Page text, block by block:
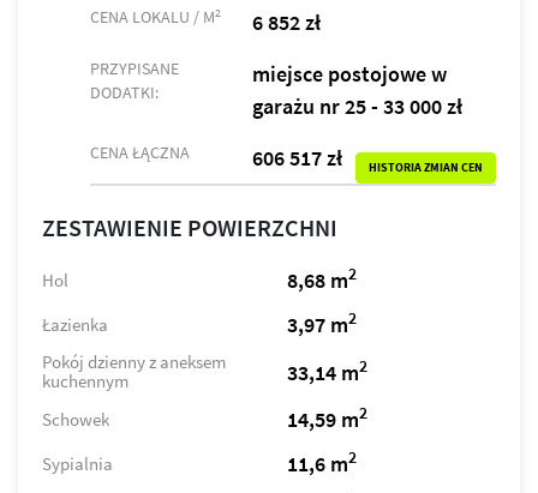
CENA LOKALU / M2 6 852 zł
PRZYPISANE
DODATKI:
miejsce postojowe w
garażu nr 25 - 33 000 zł
CENA ŁĄCZNA 606 517 zł HISTORIA ZMIAN CEN
ZESTAWIENIE POWIERZCHNI
Hol 8,68 m2
Łazienka 3,97 m2
Pokój dzienny z aneksem
kuchennym
33,14 m2
Schowek 14,59 m2
Sypialnia 11,6 m2